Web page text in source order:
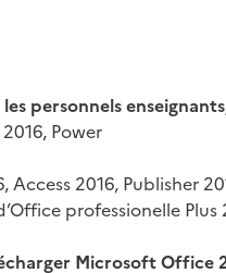
personnels enseignants
Power
Access 2016, Publisher
professionelle
Microsoft Office